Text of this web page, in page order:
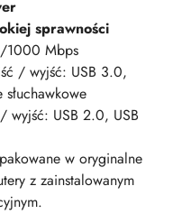
sprawności
1000 Mbps
/ wyjść: USB 3.0,
słuchawkowe
wyjść: USB 2.0, USB
w oryginalne
z zainstalowanym